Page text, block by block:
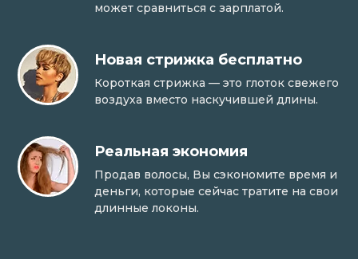
может сравниться с зарплатой.
Новая стрижка бесплатно
Короткая стрижка — это глоток свежего
воздуха вместо наскучившей длины.
Реальная экономия
Продав волосы, Вы сэкономите время и
деньги, которые сейчас тратите на свои
длинные локоны.